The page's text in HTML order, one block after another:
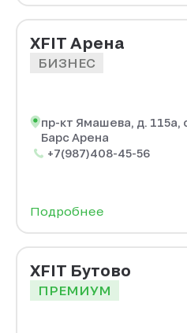
XFIT Арена
БИЗНЕС
пр-кт Ямашева, д. 115а,
Барс Арена
+7(987)408-45-56
Подробнее
XFIT Бутово
ПРЕМИУМ